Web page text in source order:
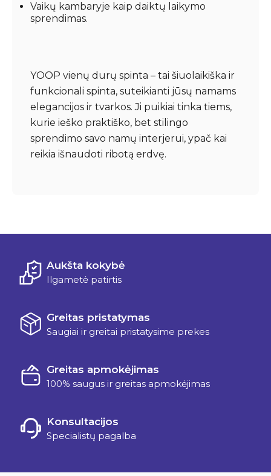
Vaikų kambaryje kaip daiktų laikymo
sprendimas.
YOOP vienų durų spinta – tai šiuolaikiška ir
funkcionali spinta, suteikianti jūsų namams
elegancijos ir tvarkos. Ji puikiai tinka tiems,
kurie ieško praktiško, bet stilingo
sprendimo savo namų interjerui, ypač kai
reikia išnaudoti ribotą erdvę.
Aukšta kokybė
Ilgametė patirtis
Greitas pristatymas
Saugiai ir greitai pristatysime prekes
Greitas apmokėjimas
100% saugus ir greitas apmokėjimas
Konsultacijos
Specialistų pagalba